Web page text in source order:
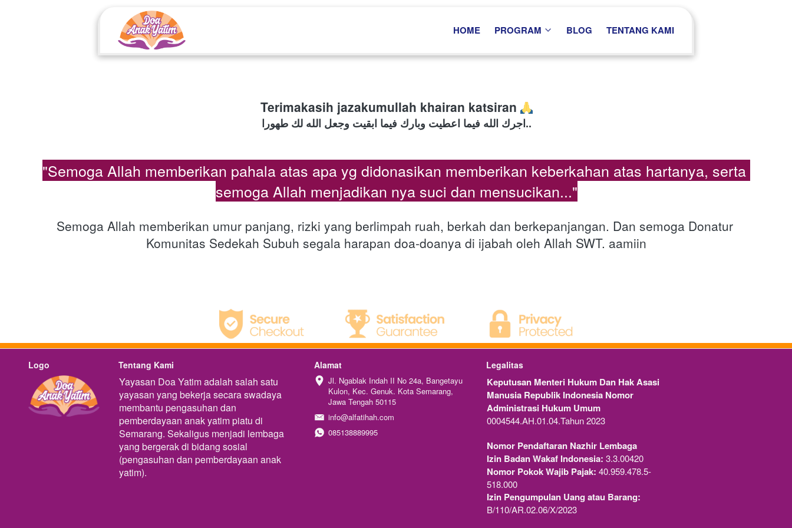
HOME PROGRAM BLOG TENTANG KAMI
Terimakasih jazakumullah khairan katsiran
اجرك الله فيما اعطيت وبارك فيما ابقيت وجعل الله لك طهورا..
"Semoga Allah memberikan pahala atas apa yg didonasikan memberikan keberkahan atas hartanya, serta
semoga Allah menjadikan nya suci dan mensucikan..."
Semoga Allah memberikan umur panjang, rizki yang berlimpah ruah, berkah dan berkepanjangan. Dan semoga Donatur
Komunitas Sedekah Subuh segala harapan doa-doanya di ijabah oleh Allah SWT. aamiin
Logo Tentang Kami
Yayasan Doa Yatim adalah salah satu
yayasan yang bekerja secara swadaya
membantu pengasuhan dan
pemberdayaan anak yatim piatu di
Semarang. Sekaligus menjadi lembaga
yang bergerak di bidang sosial
(pengasuhan dan pemberdayaan anak
yatim).
Alamat
Jl. Ngablak Indah II No 24a, Bangetayu
Kulon, Kec. Genuk. Kota Semarang,
Jawa Tengah 50115
info@alfatihah.com
085138889995
Legalitas
Keputusan Menteri Hukum Dan Hak Asasi
Manusia Republik Indonesia Nomor
Administrasi Hukum Umum
0004544.AH.01.04.Tahun 2023
Nomor Pendaftaran Nazhir Lembaga
Izin Badan Wakaf Indonesia: 3.3.00420
Nomor Pokok Wajib Pajak: 40.959.478.5-
518.000
Izin Pengumpulan Uang atau Barang:
B/110/AR.02.06/X/2023